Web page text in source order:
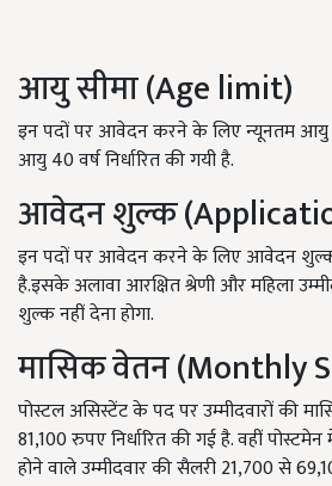
आयु सीमा (Age limit)
इन पदों पर आवेदन करने के लिए न्यूनतम आयु
आयु 40 वर्ष निर्धारित की गयी है.
आवेदन शुल्क
इन पदों पर आवेदन करने के लिए आवेदन
है.इसके अलावा आरक्षित श्रेणी और महिला
शुल्क नहीं देना होगा.
मासिक वेतन (Monthly
पोस्टल असिस्टेंट के पद पर उम्मीदवारों की
81,100 रुपए निर्धारित की गई है. वहीं
होने वाले उम्मीदवार की सैलरी 21,700 से